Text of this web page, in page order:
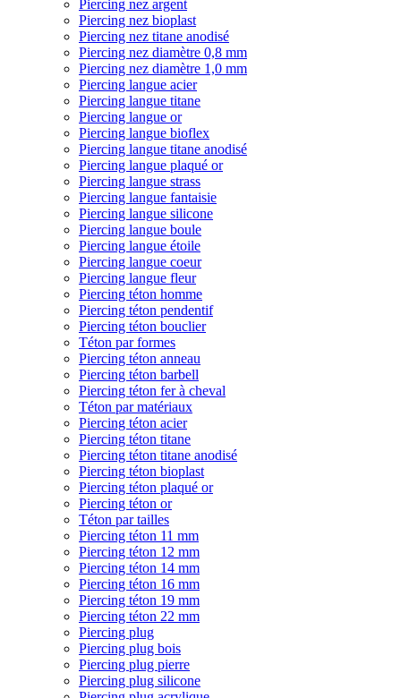
Piercing nez argent
Piercing nez bioplast
Piercing nez titane anodisé
Piercing nez diamètre 0,8 mm
Piercing nez diamètre 1,0 mm
Piercing langue acier
Piercing langue titane
Piercing langue or
Piercing langue bioflex
Piercing langue titane anodisé
Piercing langue plaqué or
Piercing langue strass
Piercing langue fantaisie
Piercing langue silicone
Piercing langue boule
Piercing langue étoile
Piercing langue coeur
Piercing langue fleur
Piercing téton homme
Piercing téton pendentif
Piercing téton bouclier
Téton par formes
Piercing téton anneau
Piercing téton barbell
Piercing téton fer à cheval
Téton par matériaux
Piercing téton acier
Piercing téton titane
Piercing téton titane anodisé
Piercing téton bioplast
Piercing téton plaqué or
Piercing téton or
Téton par tailles
Piercing téton 11 mm
Piercing téton 12 mm
Piercing téton 14 mm
Piercing téton 16 mm
Piercing téton 19 mm
Piercing téton 22 mm
Piercing plug
Piercing plug bois
Piercing plug pierre
Piercing plug silicone